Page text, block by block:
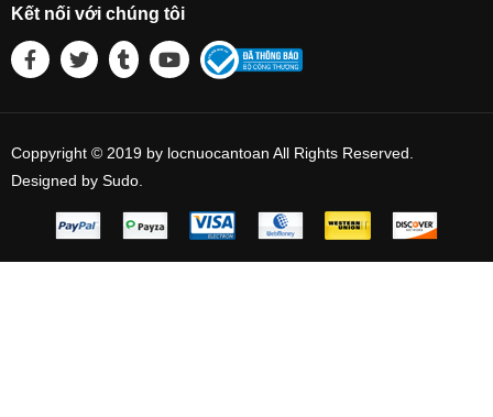
Kết nối với chúng tôi
Coppyright © 2019 by locnuocantoan All Rights Reserved.
Designed by Sudo.